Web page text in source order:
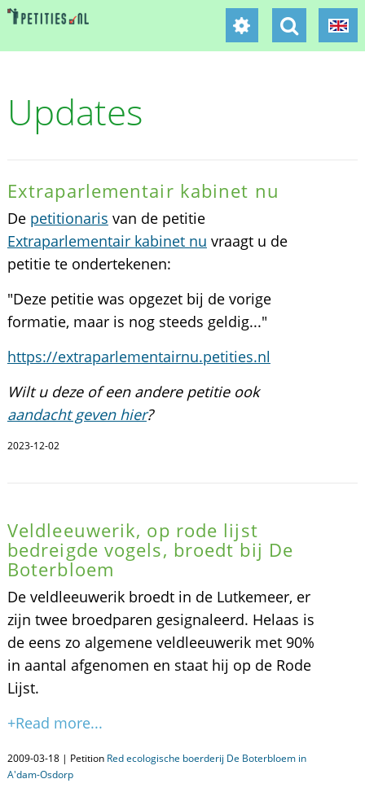
Updates
Extraparlementair kabinet nu
De petitionaris van de petitie
Extraparlementair kabinet nu vraagt u de
petitie te ondertekenen:
"Deze petitie was opgezet bij de vorige
formatie, maar is nog steeds geldig..."
https://extraparlementairnu.petities.nl
Wilt u deze of een andere petitie ook
aandacht geven hier?
2023-12-02
Veldleeuwerik, op rode lijst
bedreigde vogels, broedt bij De
Boterbloem
De veldleeuwerik broedt in de Lutkemeer, er
zijn twee broedparen gesignaleerd. Helaas is
de eens zo algemene veldleeuwerik met 90%
in aantal afgenomen en staat hij op de Rode
Lijst.
+Read more...
2009-03-18 | Petition Red ecologische boerderij De Boterbloem in
A'dam-Osdorp